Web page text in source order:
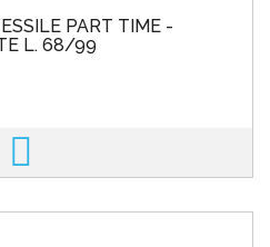
PART TIME -
L. 68/99